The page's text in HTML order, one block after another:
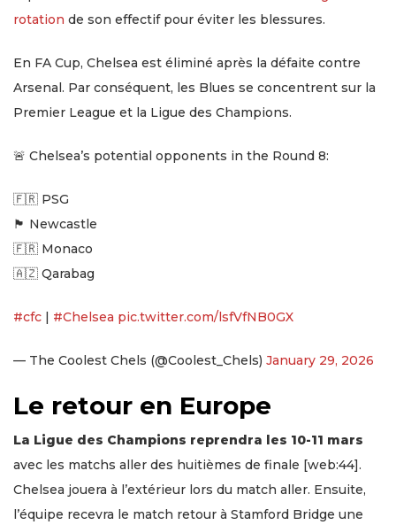
rotation de son effectif pour éviter les blessures.
En FA Cup, Chelsea est éliminé après la défaite contre
Arsenal. Par conséquent, les Blues se concentrent sur la
Premier League et la Ligue des Champions.
🚨 Chelsea’s potential opponents in the Round 8:
🇫🇷 PSG
🏴󠁧󠁢󠁥󠁮󠁧󠁿 Newcastle
🇫🇷 Monaco
🇦🇿 Qarabag
#cfc | #Chelsea pic.twitter.com/lsfVfNB0GX
— The Coolest Chels (@Coolest_Chels) January 29, 2026
Le retour en Europe
La Ligue des Champions reprendra les 10-11 mars
avec les matchs aller des huitièmes de finale [web:44].
Chelsea jouera à l’extérieur lors du match aller. Ensuite,
l’équipe recevra le match retour à Stamford Bridge une